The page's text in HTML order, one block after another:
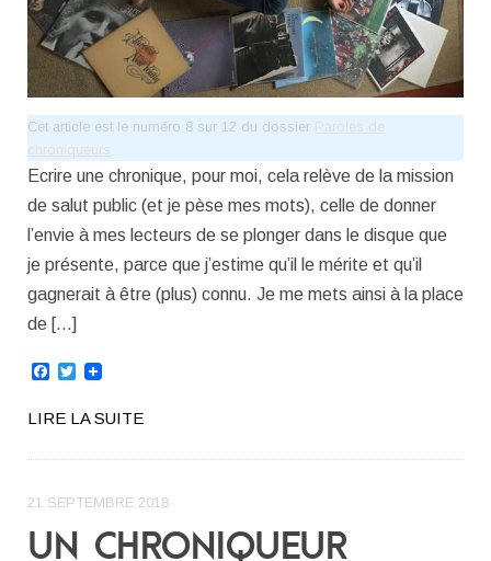
Cet article est le numéro 8 sur 12 du dossier Paroles de
chroniqueurs
Ecrire une chronique, pour moi, cela relève de la mission
de salut public (et je pèse mes mots), celle de donner
l’envie à mes lecteurs de se plonger dans le disque que
je présente, parce que j’estime qu’il le mérite et qu’il
gagnerait à être (plus) connu. Je me mets ainsi à la place
de […]
Facebook
Twitter
LIRE LA SUITE
21 SEPTEMBRE 2018
UN CHRONIQUEUR